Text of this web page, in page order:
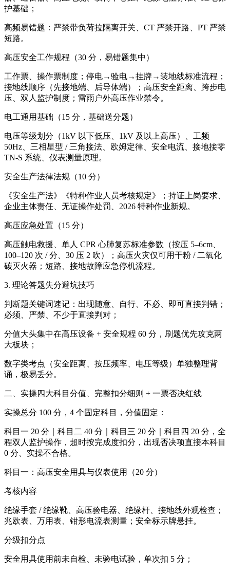
护基础；
高频易错题：严禁带负荷拉隔离开关、CT 严禁开路、PT 严禁
短路。
高压安全工作规程（30 分，易错题集中）
工作票、操作票制度；停电→验电→挂牌→装地线标准流程；
接地线顺序（先接地端、后导体端）；高压安全距离、跨步电
压、双人监护制度；雷雨户外高压作业禁令。
电工通用基础（15 分，基础送分题）
电压等级划分（1kV 以下低压、1kV 及以上高压）、工频
50Hz、三相星型 / 三角接法、欧姆定律、安全电流、接地接零
TN-S 系统、仪表测量原理。
安全生产法律法规（10 分）
《安全生产法》《特种作业人员考核规定》；持证上岗要求、
企业主体责任、无证操作处罚、2026 特种作业新规。
高压应急处置（15 分）
高压触电救援、单人 CPR 心肺复苏标准参数（按压 5–6cm、
100–120 次 / 分、30 压 2 吹）；高压火灾仅可用干粉 / 二氧化
碳灭火器；短路、接地故障应急停机流程。
3. 理论答题失分避坑技巧
判断题关键词速记：出现随意、自行、不必、即可直接判错；
必须、严禁、不少于直接判对；
分值大头集中在高压设备 + 安全规程 60 分，刷题优先攻克两
大板块；
数字类考点（安全距离、按压频率、电压等级）单独整理背
诵，极易丢分。
二、实操四大科目分值、完整扣分细则 + 一票否决红线
实操总分 100 分，4 个固定科目，分值固定：
科目一 20 分｜科目二 40 分｜科目三 20 分｜科目四 20 分，全
程双人监护操作，超时按完成度扣分，出现否决项直接本科目
0 分、实操不合格。
科目一：高压安全用具与仪表使用（20 分）
考核内容
绝缘手套 / 绝缘靴、高压验电器、绝缘杆、接地线外观检查；
兆欧表、万用表、钳形电流表测量；安全标示牌悬挂。
分级扣分点
安全用具使用前未自检、未验电试验，单次扣 5 分；